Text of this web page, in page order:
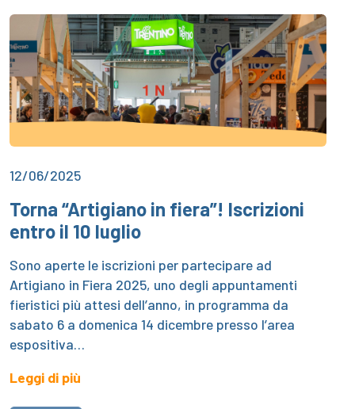
12/06/2025
Torna “Artigiano in fiera”! Iscrizioni
entro il 10 luglio
Sono aperte le iscrizioni per partecipare ad
Artigiano in Fiera 2025, uno degli appuntamenti
fieristici più attesi dell’anno, in programma da
sabato 6 a domenica 14 dicembre presso l’area
espositiva…
Leggi di più